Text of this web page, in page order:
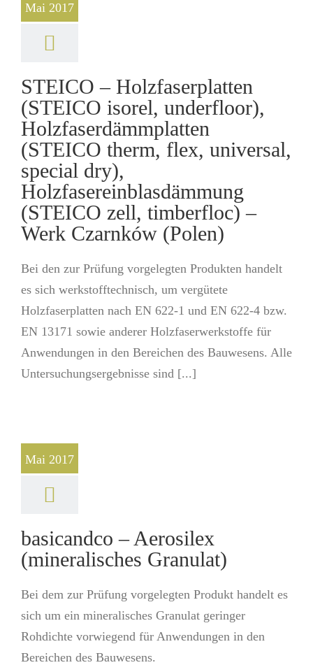
Mai 2017
STEICO – Holzfaserplatten
(STEICO isorel, underfloor),
Holzfaserdämmplatten
(STEICO therm, flex, universal,
special dry),
Holzfasereinblasdämmung
(STEICO zell, timberfloc) –
Werk Czarnków (Polen)
Bei den zur Prüfung vorgelegten Produkten handelt
es sich werkstofftechnisch, um vergütete
Holzfaserplatten nach EN 622-1 und EN 622-4 bzw.
EN 13171 sowie anderer Holzfaserwerkstoffe für
Anwendungen in den Bereichen des Bauwesens. Alle
Untersuchungsergebnisse sind [...]
Mai 2017
basicandco – Aerosilex
(mineralisches Granulat)
Bei dem zur Prüfung vorgelegten Produkt handelt es
sich um ein mineralisches Granulat geringer
Rohdichte vorwiegend für Anwendungen in den
Bereichen des Bauwesens.